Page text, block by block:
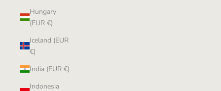
Hungary
(EUR €)
Iceland (EUR
€)
India (EUR €)
Indonesia